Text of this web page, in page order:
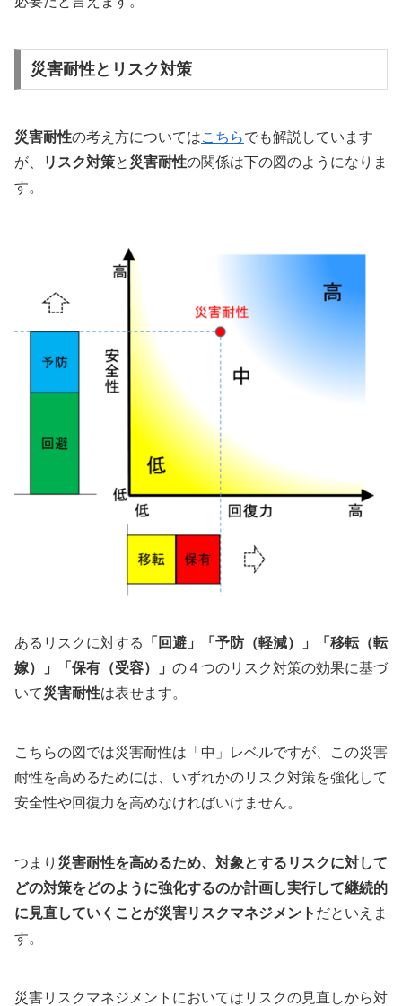
災害耐性とリスク対策
災害耐性の考え方についてはこちらでも解説しています
が、
リスク対策と 災害耐性の関係は下の図のようになりま
す。
あるリスクに対する
「回避」「予防（軽減）」「移転（転
嫁）」「保有（受容）」 の４つのリスク対策の効果に基づ
いて災害耐性は表せます。
こちらの図では災害耐性は「中」レベルですが、この災害
耐性を高めるためには、いずれかのリスク対策を強化して
安全性や回復力を高めなければいけません。
つまり 災害耐性を高めるため、対象とするリスクに対して
どの対策をどのように強化するのか計画し実行して継続的
に見直していくことが災害リスクマネジメント だといえま
す。
災害リスクマネジメントにおいてはリスクの見直しから対